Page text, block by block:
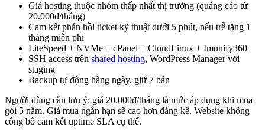
Giá hosting thuộc nhóm thấp nhất thị trường (quảng cáo từ
20.000đ/tháng)
Cam kết phản hồi ticket kỹ thuật dưới 5 phút, nếu trễ tặng 1
tháng miễn phí
LiteSpeed + NVMe + cPanel + CloudLinux + Imunify360
SSH access trên shared hosting, WordPress Manager với
staging
Backup tự động hàng ngày, giữ 7 bản
Người dùng cần lưu ý: giá 20.000đ/tháng là mức áp dụng khi mua
gói 5 năm. Giá mua ngắn hạn sẽ cao hơn đáng kể. Website không
công bố cam kết uptime SLA cụ thể.